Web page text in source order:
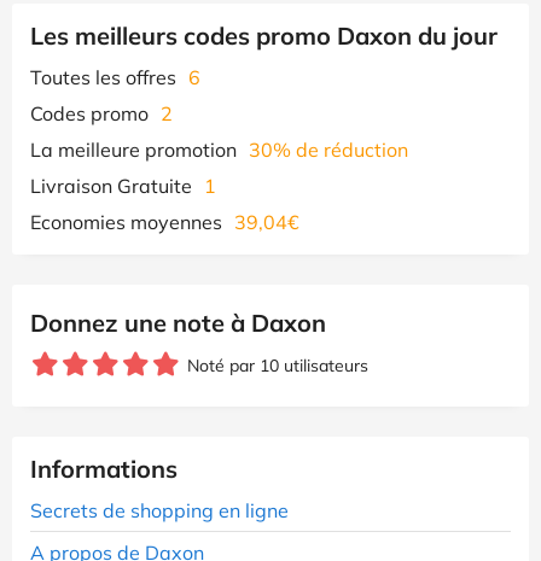
Les meilleurs codes promo Daxon du jour
Toutes les offres 6
Codes promo 2
La meilleure promotion 30% de réduction
Livraison Gratuite
1
Economies moyennes 39,04€
Donnez une note à Daxon
Noté par 10 utilisateurs
Informations
Secrets de shopping en ligne
A propos de Daxon